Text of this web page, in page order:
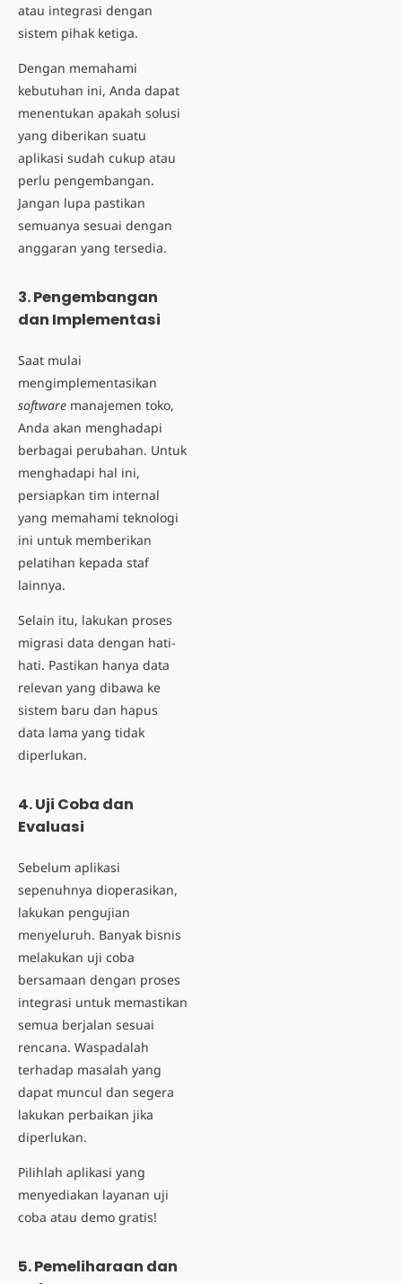
atau integrasi dengan
sistem pihak ketiga.
Dengan memahami
kebutuhan ini, Anda dapat
menentukan apakah solusi
yang diberikan suatu
aplikasi sudah cukup atau
perlu pengembangan.
Jangan lupa pastikan
semuanya sesuai dengan
anggaran yang tersedia.
3. Pengembangan
dan Implementasi
Saat mulai
mengimplementasikan
software manajemen toko,
Anda akan menghadapi
berbagai perubahan. Untuk
menghadapi hal ini,
persiapkan tim internal
yang memahami teknologi
ini untuk memberikan
pelatihan kepada staf
lainnya.
Selain itu, lakukan proses
migrasi data dengan hati-
hati. Pastikan hanya data
relevan yang dibawa ke
sistem baru dan hapus
data lama yang tidak
diperlukan.
4. Uji Coba dan
Evaluasi
Sebelum aplikasi
sepenuhnya dioperasikan,
lakukan pengujian
menyeluruh. Banyak bisnis
melakukan uji coba
bersamaan dengan proses
integrasi untuk memastikan
semua berjalan sesuai
rencana. Waspadalah
terhadap masalah yang
dapat muncul dan segera
lakukan perbaikan jika
diperlukan.
Pilihlah aplikasi yang
menyediakan layanan uji
coba atau demo gratis!
5. Pemeliharaan dan